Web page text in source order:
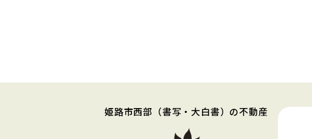
姫路市西部 （書写・大白書） の不動産